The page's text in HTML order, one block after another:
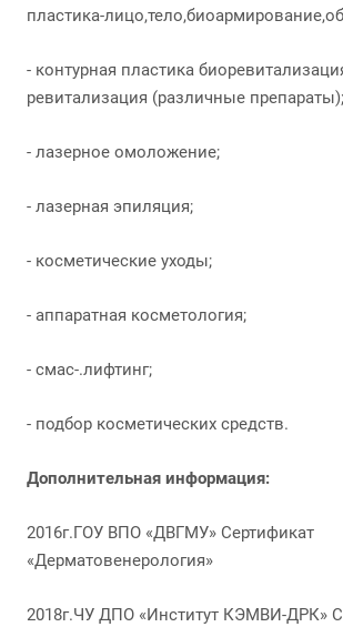
пластика-
- контурная пластика
ревитализация (различные препараты);
- лазерное омоложение;
- лазерная эпиляция;
- косметические уходы;
- аппаратная косметология;
- смас-.лифтинг;
- подбор косметических средств.
Дополнительная информация:
2016г.ГОУ ВПО «ДВГМУ» Сертификат
«Дерматовенерология»
2018г.ЧУ ДПО «Институт КЭМВИ-ДРК»